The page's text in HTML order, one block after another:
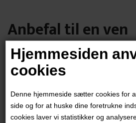
Hjemmesiden
cookies
Denne hjemmeside sætter cookies for
side og for at huske dine foretrukne
cookies laver vi statistikker og
Anbefal til en ven
Din email
Modtager email